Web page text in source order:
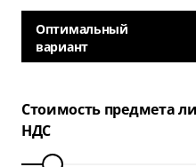
Оптимальный
вариант
Стоимость предмета
НДС